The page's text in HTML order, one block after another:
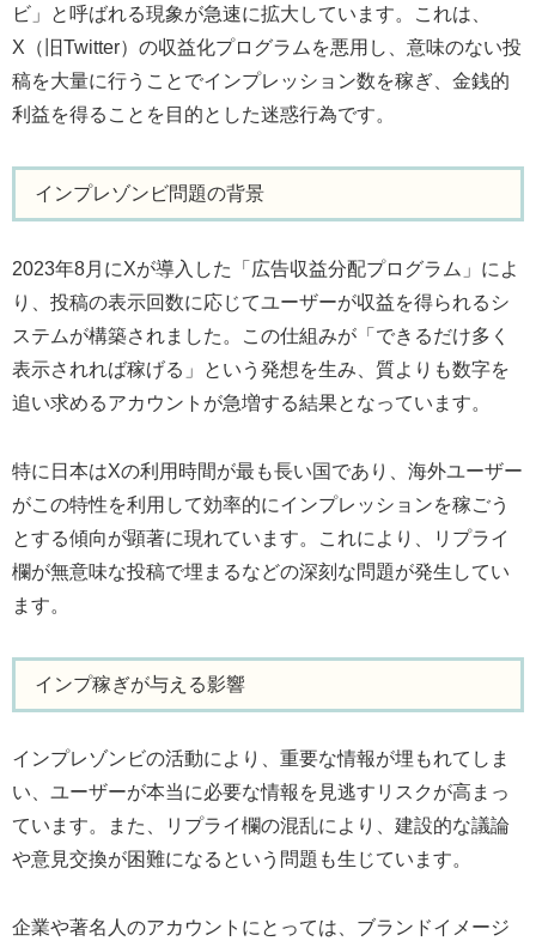
ビ」と呼ばれる現象が急速に拡大しています。これは、
X（旧Twitter）の収益化プログラムを悪用し、意味のない投
稿を大量に行うことでインプレッション数を稼ぎ、金銭的
利益を得ることを目的とした迷惑行為です。
インプレゾンビ問題の背景
2023年8月にXが導入した「広告収益分配プログラム」によ
り、投稿の表示回数に応じてユーザーが収益を得られるシ
ステムが構築されました。この仕組みが「できるだけ多く
表示されれば稼げる」という発想を生み、質よりも数字を
追い求めるアカウントが急増する結果となっています。
特に日本はXの利用時間が最も長い国であり、海外ユーザー
がこの特性を利用して効率的にインプレッションを稼ごう
とする傾向が顕著に現れています。これにより、リプライ
欄が無意味な投稿で埋まるなどの深刻な問題が発生してい
ます。
インプ稼ぎが与える影響
インプレゾンビの活動により、重要な情報が埋もれてしま
い、ユーザーが本当に必要な情報を見逃すリスクが高まっ
ています。また、リプライ欄の混乱により、建設的な議論
や意見交換が困難になるという問題も生じています。
企業や著名人のアカウントにとっては、ブランドイメージ